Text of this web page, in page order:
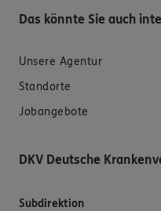
Das könnte Sie auch
Unsere Agentur
Standorte
Jobangebote
DKV Deutsche
Subdirektion